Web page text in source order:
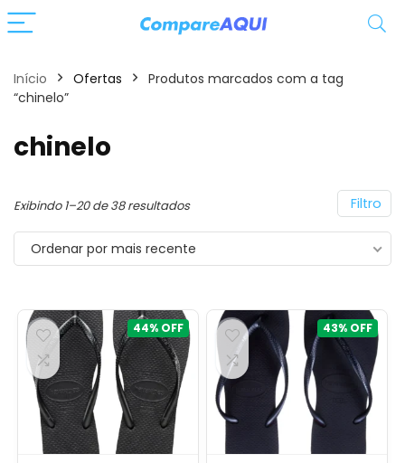
Início Ofertas
Produtos marcados com a tag
“chinelo”
chinelo
Filtro
Exibindo 1–20 de 38 resultadosClassificado
por
mais
Ordenar por mais recente
44% 43%